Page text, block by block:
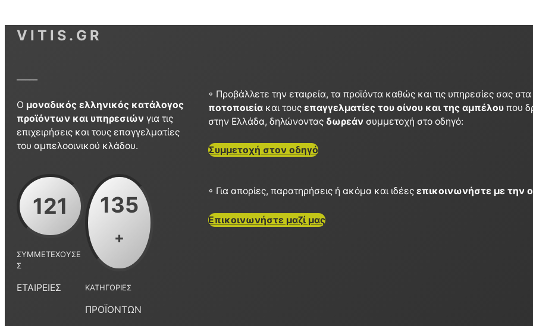
VITIS.GR
Ο μοναδικός ελληνικός κατάλογος
προϊόντων και υπηρεσιών για τις
επιχειρήσεις και τους επαγγελματίες
του αμπελοοινικού κλάδου.
121
ΣΥΜΜΕΤΈΧΟΥΣΕ
Σ
ΕΤΑΙΡΕΊΕΣ
135
+
ΚΑΤΗΓΟΡΊΕΣ
ΠΡΟΪΌΝΤΩΝ
◦ Προβάλλετε την εταιρεία, τα προϊόντα καθώς και τις υπηρεσίες σας στα
ποτοποιεία και τους επαγγελματίες του οίνου και της αμπέλου που
στην Ελλάδα, δηλώνοντας δωρεάν συμμετοχή στο οδηγό:
Συμμετοχή στον οδηγό
◦ Για απορίες, παρατηρήσεις ή ακόμα και ιδέες επικοινωνήστε με την
Επικοινωνήστε μαζί μας